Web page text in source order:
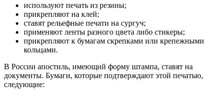
используют печать из резины;
прикрепляют на клей;
ставят рельефные печати на сургуч;
применяют ленты разного цвета либо стикеры;
прикрепляют к бумагам скрепками или крепежными
кольцами.
В России апостиль, имеющий форму штампа, ставят на
документы. Бумаги, которые подтверждают этой печатью,
следующие: